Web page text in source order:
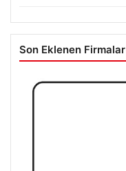
Son Eklenen Firmalar